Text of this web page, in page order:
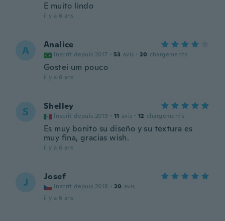
E muito lindo
il y a 6 ans
A Analice
Inscrit depuis 2017 · 53 avis · 20 chargements
Gostei um pouco
il y a 6 ans
S Shelley
Inscrit depuis 2019 · 11 avis · 12 chargements
Es muy bonito su diseño y su textura es
muy fina, gracias wish.
il y a 6 ans
J Josef
Inscrit depuis 2018 · 20 avis
il y a 6 ans